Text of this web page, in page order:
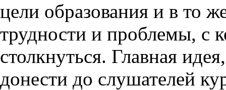
цели образования и в то
трудности и проблемы, с
столкнуться. Главная
донести до слушателей